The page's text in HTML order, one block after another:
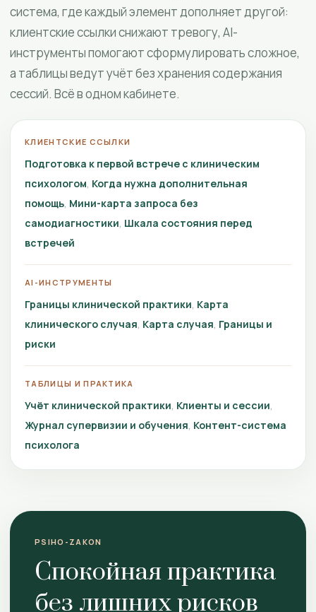
система, где каждый элемент дополняет другой:
клиентские ссылки снижают тревогу, AI-
инструменты помогают сформулировать сложное,
а таблицы ведут учёт без хранения содержания
сессий. Всё в одном кабинете.
КЛИЕНТСКИЕ ССЫЛКИ
Подготовка к первой встрече с клиническим
психологом Когда нужна дополнительная
помощь Мини-карта запроса без
самодиагностики Шкала состояния перед
встречей
AI-ИНСТРУМЕНТЫ
Границы клинической практики Карта
клинического случая Карта случая Границы и
риски
ТАБЛИЦЫ И ПРАКТИКА
Учёт клинической практики Клиенты и сессии
Журнал супервизии и обучения Контент-система
психолога
PSIHO-ZAKON
Спокойная практика
без лишних рисков